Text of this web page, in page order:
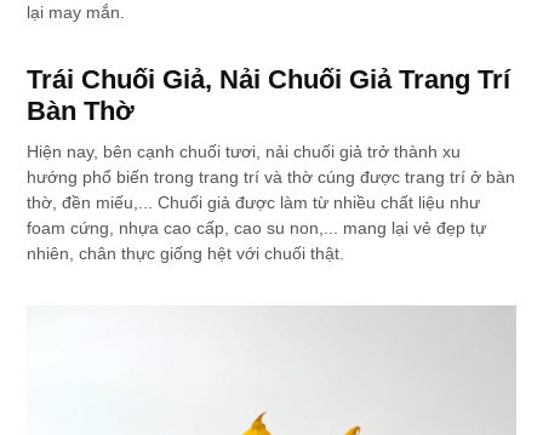
lại may mắn.
Trái Chuối Giả, Nải Chuối Giả Trang Trí
Bàn Thờ
Hiện nay, bên cạnh chuối tươi, nải chuối giả trở thành xu
hướng phổ biến trong trang trí và thờ cúng được trang trí ở bàn
thờ, đền miếu,... Chuối giả được làm từ nhiều chất liệu như
foam cứng, nhựa cao cấp, cao su non,... mang lại vẻ đẹp tự
nhiên, chân thực giống hệt với chuối thật.